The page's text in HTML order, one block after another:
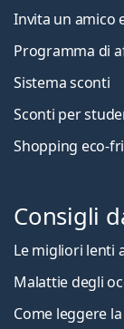
Invita un amico
Programma di
Sistema sconti
Sconti per
Shopping eco-
Consigli
Le migliori lenti
Malattie degli
Come leggere